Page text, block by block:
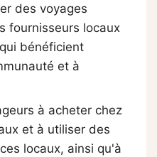
des voyages
fournisseurs locaux
bénéficient
et à
à acheter chez
et à utiliser des
locaux, ainsi qu'à